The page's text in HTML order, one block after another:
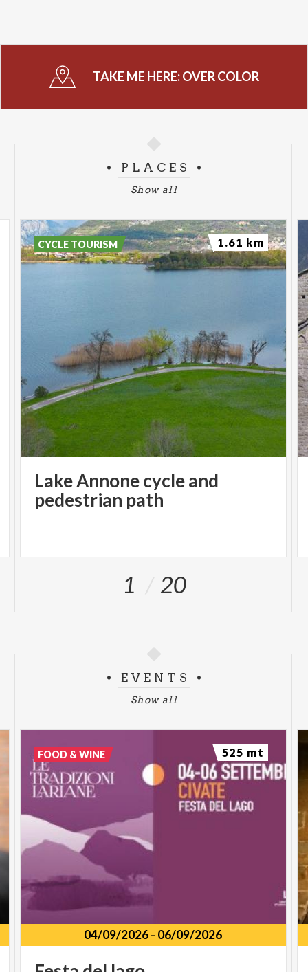
TAKE ME HERE:OVER COLOR
PLACES
Show all
Lake Annone cycle and
pedestrian path
CYCLE TOURISM 1.61 km
1 20
EVENTS
Show all
04/09/2026- 06/09/2026
FOOD & WINE 525 mt